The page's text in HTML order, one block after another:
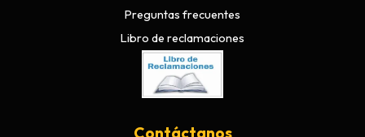
Preguntas frecuentes
Libro de reclamaciones